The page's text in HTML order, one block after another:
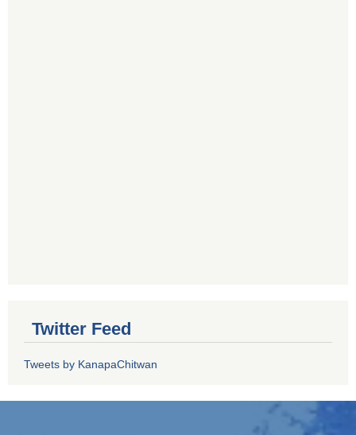
Twitter Feed
Tweets by KanapaChitwan